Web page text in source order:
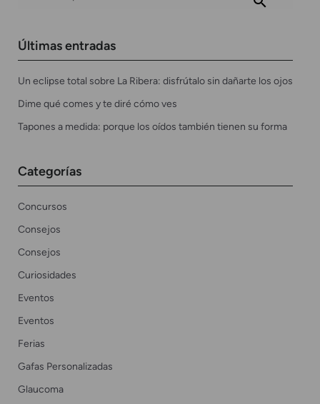
Últimas entradas
Un eclipse total sobre La Ribera: disfrútalo sin dañarte los ojos
Dime qué comes y te diré cómo ves
Tapones a medida: porque los oídos también tienen su forma
Categorías
Concursos
Consejos
Consejos
Curiosidades
Eventos
Eventos
Ferias
Gafas Personalizadas
Glaucoma